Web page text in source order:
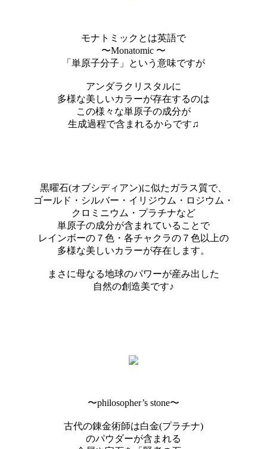
モナトミックとは英語で
〜Monatomic 〜
「単原子分子」という意味ですが
アンダラクリスタルに
多様な美しいカラーが存在するのは
この様々な単原子の成分が
生成過程で含まれるからです♫
黒曜石(オブシディアン)に似たガラス質で、
ゴールド・シルバー・イリジウム・ロジウム・
クロミニウム・プラチナなど
単原子の成分が含まれていることで
レインボーの７色・各チャクラの７色以上の
多様な美しいカラーが存在します。
まさに母なる地球のパワーが産み出した
自然の創造美です♪
〜philosopher’s stone〜
古代の錬金術師は白金(プラチナ)
のパウダーが含まれる